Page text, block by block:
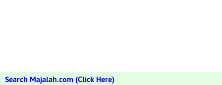
Search Majalah.com (Click Here)